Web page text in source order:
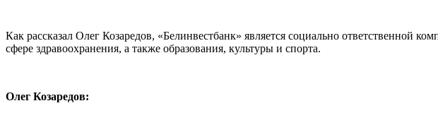
Как рассказал Олег Козаредов, «Белинвестбанк» является социально ответственной
сфере здравоохранения, а также образования, культуры и спорта.
Олег Козаредов: